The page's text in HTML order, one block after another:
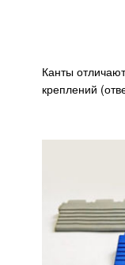
Канты
креплений